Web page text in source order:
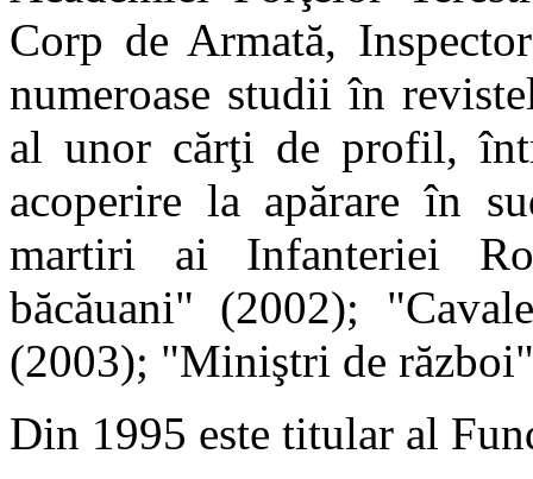
Corp de Armată,
numeroase studii în
al unor cărţi de profil,
acoperire la apărare în
martiri ai Infanteriei
băcăuani" (2002);
(2003); "Miniştri de
Din 1995 este titular al